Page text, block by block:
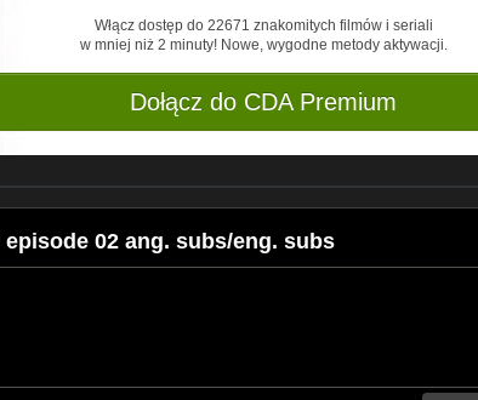
Włącz dostęp do 22671 znakomitych filmów i seriali
w mniej niż 2 minuty! Nowe, wygodne metody aktywacji.
Dołącz do CDA Premium
02 ang. subs/eng. subs